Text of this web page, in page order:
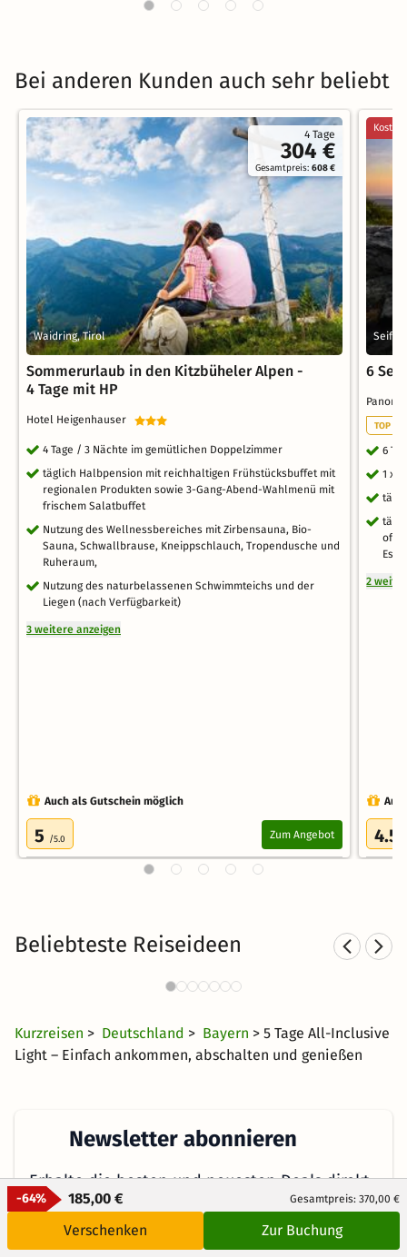
-64% 185,00 € Gesamtpreis: 370,00 €
Verschenken Zur Buchung
Bei anderen Kunden auch sehr beliebt
4 Tage
304 €
Gesamtpreis:608 €
Waidring, Tirol
Sommerurlaub in den Kitzbüheler Alpen -
4 Tage mit HP
Hotel Heigenhauser
4 Tage / 3 Nächte im gemütlichen Doppelzimmer
täglich Halbpension mit reichhaltigen Frühstücksbuffet mit
regionalen Produkten sowie 3-Gang-Abend-Wahlmenü mit
frischem Salatbuffet
Nutzung des Wellnessbereiches mit Zirbensauna, Bio-
Sauna, Schwallbrause, Kneippschlauch, Tropendusche und
Ruheraum,
Nutzung des naturbelassenen Schwimmteichs und der
Liegen (nach Verfügbarkeit)
3 weitere anzeigen
Auch als Gutschein möglich
5 /5.0 Zum Angebot
6
TOP
6
1 x
2
4.5
Beliebteste Reiseideen
Kurzurlaub in den Bergen
4423 Angebote
Kurzreisen > Deutschland > Bayern > 5 Tage All-Inclusive
Light – Einfach ankommen, abschalten und genießen
Newsletter abonnieren
Erhalte die besten und neuesten Deals direkt
ins Postfach